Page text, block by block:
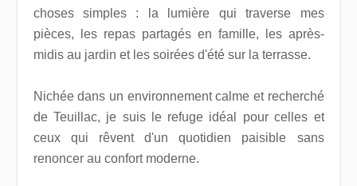
choses simples : la lumière qui traverse mes
pièces, les repas partagés en famille, les après-
midis au jardin et les soirées d'été sur la terrasse.
Nichée dans un environnement calme et recherché
de Teuillac, je suis le refuge idéal pour celles et
ceux qui rêvent d'un quotidien paisible sans
renoncer au confort moderne.